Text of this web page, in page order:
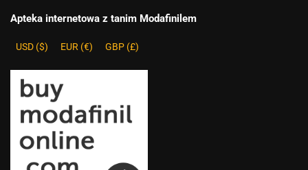
Apteka internetowa z tanim Modafinilem
USD ($) EUR (€) GBP (£)